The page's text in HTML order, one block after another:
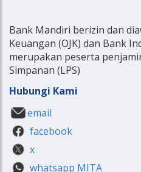
Bank Mandiri berizin dan
Keuangan (OJK) dan Bank
merupakan peserta
Simpanan (LPS)
Hubungi Kami
email
facebook
x
whatsapp MITA